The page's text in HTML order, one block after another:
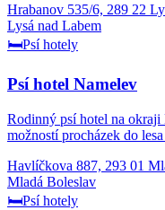
Hrabanov 535/6, 289 22
Lysá nad Labem
🛏️Psí hotely
Psí hotel Namelev
Rodinný psí hotel na okraji
možností procházek do
Havlíčkova 887, 293 01
Mladá Boleslav
🛏️Psí hotely